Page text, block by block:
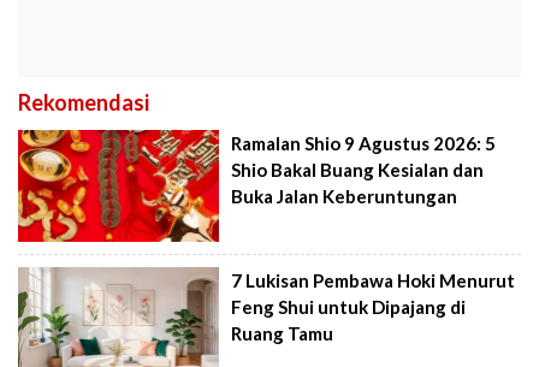
Rekomendasi
Ramalan Shio 9 Agustus 2026: 5
Shio Bakal Buang Kesialan dan
Buka Jalan Keberuntungan
7 Lukisan Pembawa Hoki Menurut
Feng Shui untuk Dipajang di
Ruang Tamu